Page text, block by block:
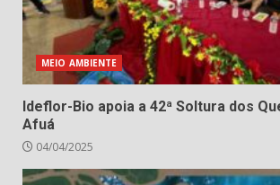
MEIO AMBIENTE
Ideflor-Bio apoia a 42ª Soltura dos
Afuá
04/04/2025